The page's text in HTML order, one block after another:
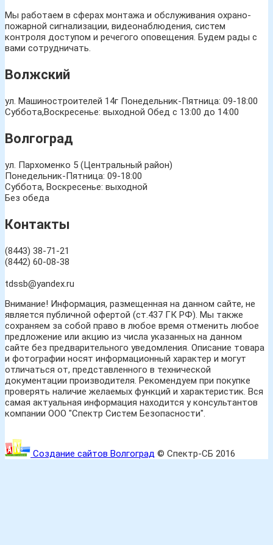
Мы работаем в сферах монтажа и обслуживания охрано-
пожарной сигнализации, видеонаблюдения, систем
контроля доступом и речегого оповещения. Будем рады с
вами сотрудничать.
Волжский
ул. Машиностроителей 14г Понедельник-Пятница: 09-18:00
Суббота,Воскресенье: выходной Обед с 13:00 до 14:00
Волгоград
ул. Пархоменко 5 (Центральный район)
Понедельник-Пятница: 09-18:00
Суббота, Воскресенье: выходной
Без обеда
Контакты
(8443) 38-71-21
(8442) 60-08-38
tdssb@yandex.ru
Внимание! Информация, размещенная на данном сайте, не
является публичной офертой (ст.437 ГК РФ). Мы также
сохраняем за собой право в любое время отменить любое
предложение или акцию из числа указанных на данном
сайте без предварительного уведомления. Описание товара
и фотографии носят информационный характер и могут
отличаться от, представленного в технической
документации производителя. Рекомендуем при покупке
проверять наличие желаемых функций и характеристик. Вся
самая актуальная информация находится у консультантов
компании ООО "Спектр Систем Безопасности".
Создание сайтов Волгоград © Спектр-СБ 2016